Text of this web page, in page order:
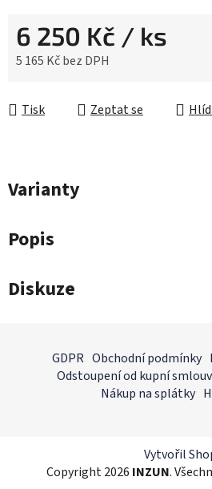
6 250 Kč / ks
5 165 Kč bez DPH
Tisk
Zeptat se
Varianty
Popis
Diskuze
GDPR Obchodní podmínky
Odstoupení od kupní
Nákup na splátky
Vytvořil
Copyright 2026 INZUN.